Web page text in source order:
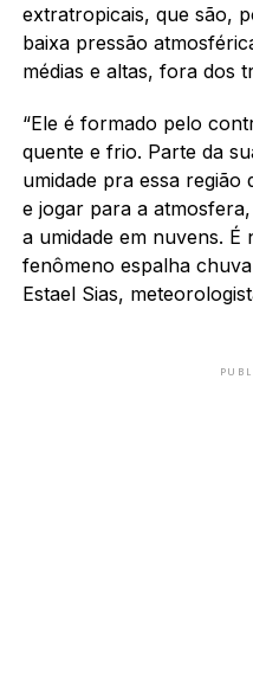
extratropicais, que são,
baixa pressão
médias e altas, fora dos
“Ele é formado pelo
quente e frio. Parte da
umidade pra essa
e jogar para a
a umidade em nuvens. É
fenômeno espalha
Estael Sias,